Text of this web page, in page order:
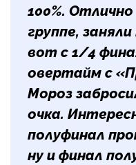
100%.
группе,
вот с 1/4
овертайм с
Мороз
очка.
полуфинал
ну и финал